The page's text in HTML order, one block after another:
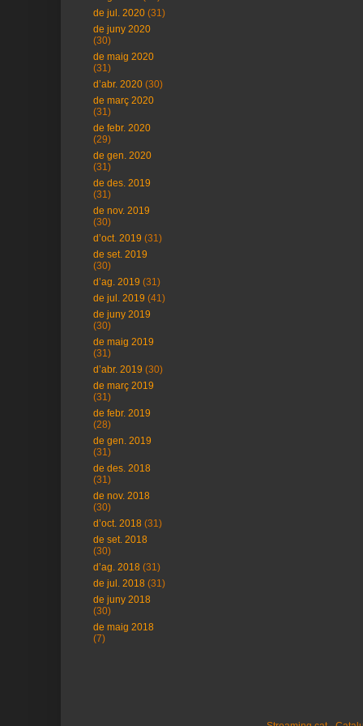
de jul. 2020 (31)
de juny 2020
(30)
de maig 2020
(31)
d’abr. 2020 (30)
de març 2020
(31)
de febr. 2020
(29)
de gen. 2020
(31)
de des. 2019
(31)
de nov. 2019
(30)
d’oct. 2019 (31)
de set. 2019
(30)
d’ag. 2019 (31)
de jul. 2019 (41)
de juny 2019
(30)
de maig 2019
(31)
d’abr. 2019 (30)
de març 2019
(31)
de febr. 2019
(28)
de gen. 2019
(31)
de des. 2018
(31)
de nov. 2018
(30)
d’oct. 2018 (31)
de set. 2018
(30)
d’ag. 2018 (31)
de jul. 2018 (31)
de juny 2018
(30)
de maig 2018
(7)